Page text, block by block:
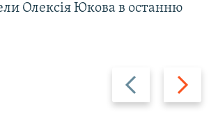
Назад Вперед
Олексія Юкова в останню